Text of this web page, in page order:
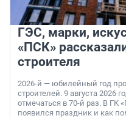
ГЭС, марки,
«ПСК»
строителя
2026-й — юбилейный год
строителей. 9 августа 2026
отмечаться в 70-й раз. В ГК
появился праздник и как